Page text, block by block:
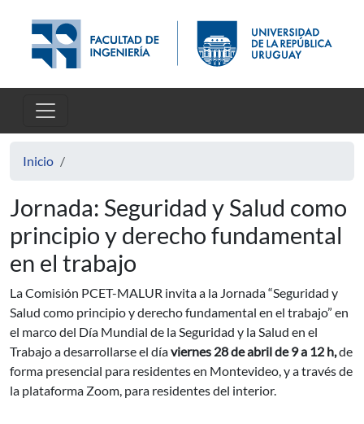
Inicio
Jornada: Seguridad y Salud como
principio y derecho fundamental
en el trabajo
La Comisión PCET-MALUR invita a la Jornada “Seguridad y
Salud como principio y derecho fundamental en el trabajo” en
el marco del Día Mundial de la Seguridad y la Salud en el
Trabajo a desarrollarse el díaviernes 28 de abril de 9 a 12 h,de
forma presencial para residentes en Montevideo, y a través de
la plataforma Zoom, para residentes del interior.